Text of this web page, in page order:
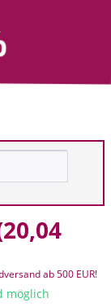
20,04
ab 500 EUR!
möglich